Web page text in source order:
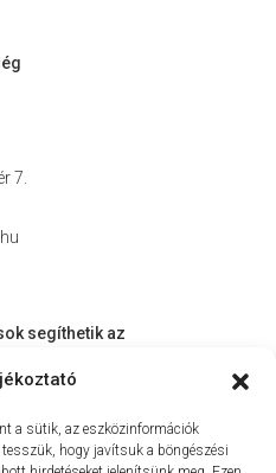
a sütik, az eszközinformációk
tesszük, hogy javítsuk a böngészési
7.
segíthetik az